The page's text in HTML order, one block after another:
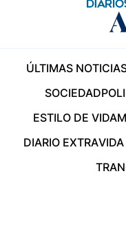
ÚLTIMAS
SOCIEDAD
ESTILO DE VIDA
DIARIO EXTRA